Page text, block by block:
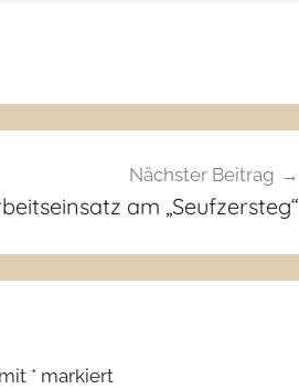
Nächster Beitrag
am „Seufzersteg“
* markiert